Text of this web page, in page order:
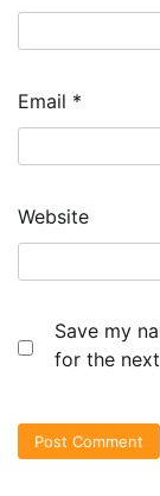
Email *
Website
Save my
for the